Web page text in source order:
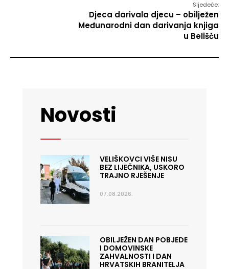
Sljedeće:
Djeca darivala djecu – obilježen
Međunarodni dan darivanja knjiga
u Belišću
Novosti
VELIŠKOVCI VIŠE NISU
BEZ LIJEČNIKA, USKORO
TRAJNO RJEŠENJE
07.08.2026.
OBILJEŽEN DAN POBJEDE
I DOMOVINSKE
ZAHVALNOSTI I DAN
HRVATSKIH BRANITELJA